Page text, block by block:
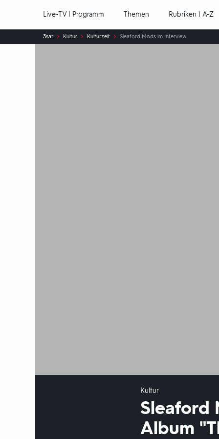
Live-TV | Programm Themen Rubriken | A-Z
Sie
sind
3sat Kultur Kulturzeit Sleaford Mods im Interview
Kultur
Sleaford
Album